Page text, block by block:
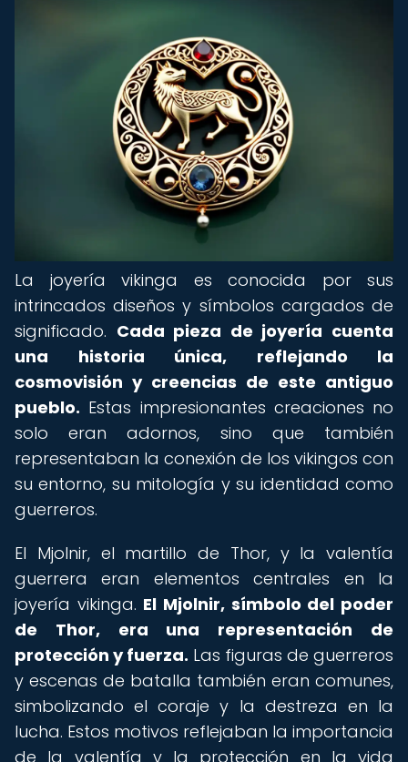
La joyería vikinga es conocida por sus
intrincados diseños y símbolos cargados de
significado. Cada pieza de joyería cuenta
una historia única, reflejando la
cosmovisión y creencias de este antiguo
pueblo. Estas impresionantes creaciones no
solo eran adornos, sino que también
representaban la conexión de los vikingos con
su entorno, su mitología y su identidad como
guerreros.
El Mjolnir, el martillo de Thor, y la valentía
guerrera eran elementos centrales en la
joyería vikinga. El Mjolnir, símbolo del poder
de Thor, era una representación de
protección y fuerza. Las figuras de guerreros
y escenas de batalla también eran comunes,
simbolizando el coraje y la destreza en la
lucha. Estos motivos reflejaban la importancia
de la valentía y la protección en la vida